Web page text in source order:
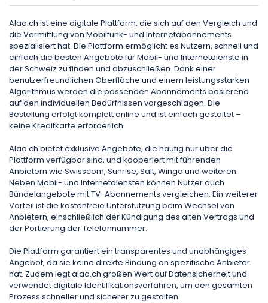
Alao.ch ist eine digitale Plattform, die sich auf den Vergleich und
die Vermittlung von Mobilfunk- und Internetabonnements
spezialisiert hat. Die Plattform ermöglicht es Nutzern, schnell und
einfach die besten Angebote für Mobil- und Internetdienste in
der Schweiz zu finden und abzuschließen. Dank einer
benutzerfreundlichen Oberfläche und einem leistungsstarken
Algorithmus werden die passenden Abonnements basierend
auf den individuellen Bedürfnissen vorgeschlagen. Die
Bestellung erfolgt komplett online und ist einfach gestaltet –
keine Kreditkarte erforderlich.
Alao.ch bietet exklusive Angebote, die häufig nur über die
Plattform verfügbar sind, und kooperiert mit führenden
Anbietern wie Swisscom, Sunrise, Salt, Wingo und weiteren.
Neben Mobil- und Internetdiensten können Nutzer auch
Bündelangebote mit TV-Abonnements vergleichen. Ein weiterer
Vorteil ist die kostenfreie Unterstützung beim Wechsel von
Anbietern, einschließlich der Kündigung des alten Vertrags und
der Portierung der Telefonnummer.
Die Plattform garantiert ein transparentes und unabhängiges
Angebot, da sie keine direkte Bindung an spezifische Anbieter
hat. Zudem legt alao.ch großen Wert auf Datensicherheit und
verwendet digitale Identifikationsverfahren, um den gesamten
Prozess schneller und sicherer zu gestalten.